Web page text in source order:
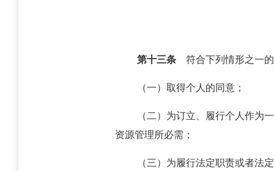
第十三条符合下列情形之一的
（一）取得个人的同意；
（二）为订立、履行个人作为
资源管理所必需；
（三）为履行法定职责或者法